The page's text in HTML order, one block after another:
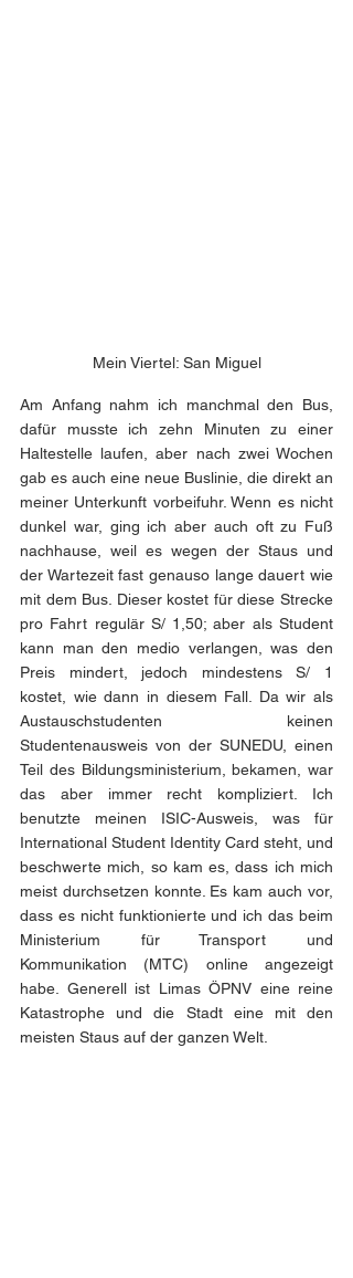
Mein Viertel: San Miguel
Am Anfang nahm ich manchmal den Bus,
dafür musste ich zehn Minuten zu einer
Haltestelle laufen, aber nach zwei Wochen
gab es auch eine neue Buslinie, die direkt an
meiner Unterkunft vorbeifuhr. Wenn es nicht
dunkel war, ging ich aber auch oft zu Fuß
nachhause, weil es wegen der Staus und
der Wartezeit fast genauso lange dauert wie
mit dem Bus. Dieser kostet für diese Strecke
pro Fahrt regulär S/ 1,50; aber als Student
kann man den medio verlangen, was den
Preis mindert, jedoch mindestens S/ 1
kostet, wie dann in diesem Fall. Da wir als
Austauschstudenten keinen
Studentenausweis von der SUNEDU, einen
Teil des Bildungsministerium, bekamen, war
das aber immer recht kompliziert. Ich
benutzte meinen ISIC-Ausweis, was für
International Student Identity Card steht, und
beschwerte mich, so kam es, dass ich mich
meist durchsetzen konnte. Es kam auch vor,
dass es nicht funktionierte und ich das beim
Ministerium für Transport und
Kommunikation (MTC) online angezeigt
habe. Generell ist Limas ÖPNV eine reine
Katastrophe und die Stadt eine mit den
meisten Staus auf der ganzen Welt.